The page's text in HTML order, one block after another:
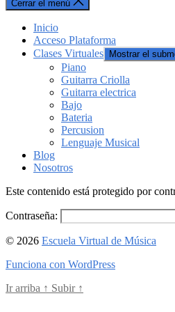
Cerrar el menú
Inicio
Acceso Plataforma
Clases Virtuales
Mostrar el
Piano
Guitarra Criolla
Guitarra electrica
Bajo
Bateria
Percusion
Lenguaje Musical
Blog
Nosotros
Este contenido está protegido por
Contraseña:
© 2026 Escuela Virtual de Música
Funciona con WordPress
Ir arriba ↑ Subir ↑